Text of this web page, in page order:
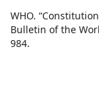
WHO.
Bulletin of the
984.